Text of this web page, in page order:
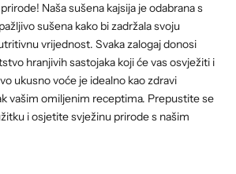
Naša sušena kajsija je odabrana s
sušena kako bi zadržala svoju
vrijednost. Svaka zalogaj donosi
hranjivih sastojaka koji će vas osvježiti i
ukusno voće je idealno kao zdravi
vašim omiljenim receptima. Prepustite se
i osjetite svježinu prirode s našim